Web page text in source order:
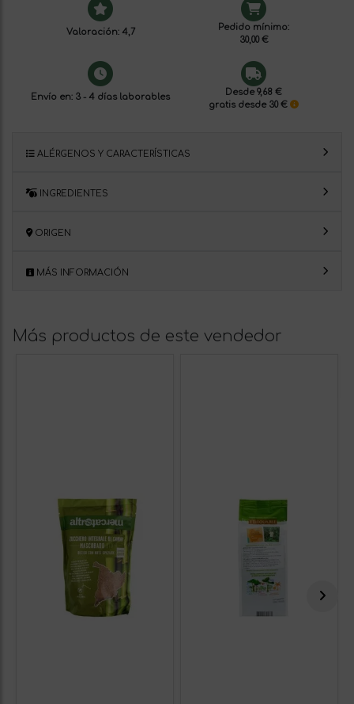
Valoración: 4,7
Pedido mínimo:
30,00 €
Envío en: 3 - 4 días laborables
Desde 9,68 €
gratis desde 30 €
ALÉRGENOS Y CARACTERÍSTICAS
INGREDIENTES
ORIGEN
MÁS INFORMACIÓN
Más productos de este vendedor